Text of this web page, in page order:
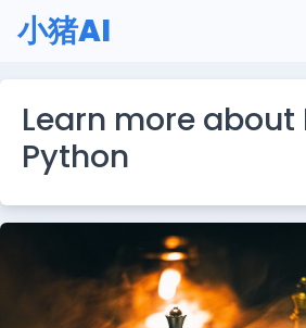
小猪AI
Learn more about
Python